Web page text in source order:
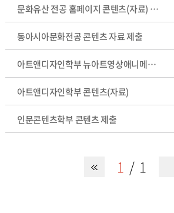
문화유산 전공 홈페이지 콘텐츠(자료) 제출
동아시아문화전공 콘텐츠 자료 제출
아트앤디자인학부 뉴아트영상애니메이션 전공의 콘텐츠(자료)
아트앤디자인학부 콘텐츠(자료)
인문콘텐츠학부 콘텐츠 제출
1 1